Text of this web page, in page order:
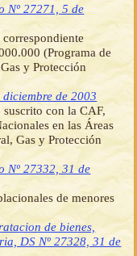
Nº 27271, 5 de
(Programa de
y Protección
de 2003
suscrito con la CAF,
en las Áreas
Gas y Protección
Nº 27332, 31 de
de menores
de bienes,
DS Nº 27328, 31 de